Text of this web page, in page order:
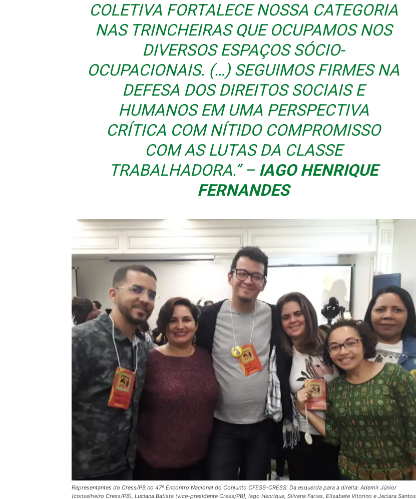
COLETIVA FORTALECE NOSSA CATEGORIA
NAS TRINCHEIRAS QUE OCUPAMOS NOS
DIVERSOS ESPAÇOS SÓCIO-
OCUPACIONAIS. (…) SEGUIMOS FIRMES NA
DEFESA DOS DIREITOS SOCIAIS E
HUMANOS EM UMA PERSPECTIVA
CRÍTICA COM NÍTIDO COMPROMISSO
COM AS LUTAS DA CLASSE
TRABALHADORA.”– IAGO HENRIQUE
FERNANDES
Representantes do Cress/PB no 47º Encontro Nacional do Conjunto CFESS-CRESS. Da esquerda para a direita: Ademir Júnior
(conselheiro Cress/PB), Luciana Batista (vice-presidente Cress/PB), Iago Henrique, Silvana Farias, Elisabete Vitorino e Jaciara Santos